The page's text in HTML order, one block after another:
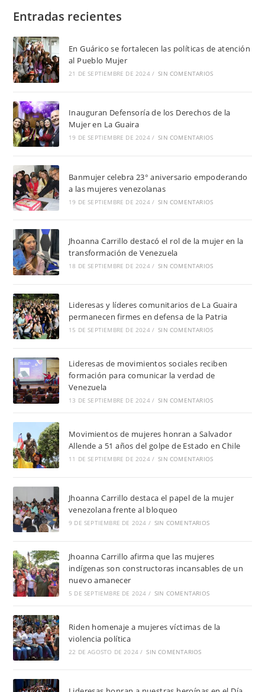
Entradas recientes
En Guárico se fortalecen las políticas de atención
al Pueblo Mujer
21 DE SEPTIEMBRE DE 2024 / SIN COMENTARIOS
Inauguran Defensoría de los Derechos de la
Mujer en La Guaira
19 DE SEPTIEMBRE DE 2024 / SIN COMENTARIOS
Banmujer celebra 23° aniversario empoderando
a las mujeres venezolanas
19 DE SEPTIEMBRE DE 2024 / SIN COMENTARIOS
Jhoanna Carrillo destacó el rol de la mujer en la
transformación de Venezuela
18 DE SEPTIEMBRE DE 2024 / SIN COMENTARIOS
Lideresas y líderes comunitarios de La Guaira
permanecen firmes en defensa de la Patria
15 DE SEPTIEMBRE DE 2024 / SIN COMENTARIOS
Lideresas de movimientos sociales reciben
formación para comunicar la verdad de
Venezuela
13 DE SEPTIEMBRE DE 2024 / SIN COMENTARIOS
Movimientos de mujeres honran a Salvador
Allende a 51 años del golpe de Estado en Chile
11 DE SEPTIEMBRE DE 2024 / SIN COMENTARIOS
Jhoanna Carrillo destaca el papel de la mujer
venezolana frente al bloqueo
9 DE SEPTIEMBRE DE 2024 / SIN COMENTARIOS
Jhoanna Carrillo afirma que las mujeres
indígenas son constructoras incansables de un
nuevo amanecer
5 DE SEPTIEMBRE DE 2024 / SIN COMENTARIOS
Riden homenaje a mujeres víctimas de la
violencia política
22 DE AGOSTO DE 2024 / SIN COMENTARIOS